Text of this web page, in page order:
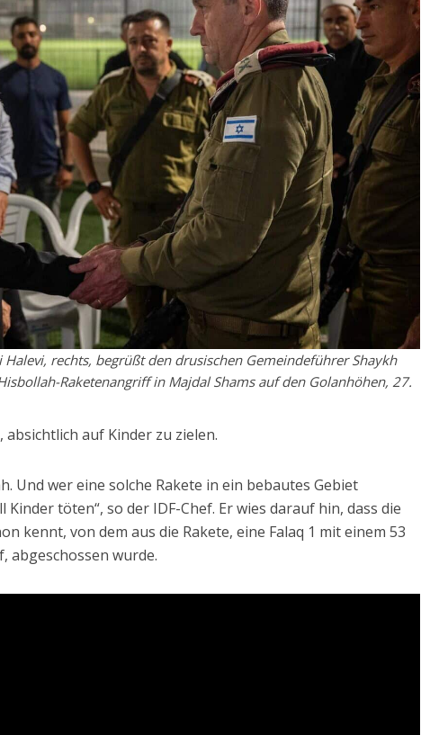
Halevi, rechts, begrüßt den drusischen Gemeindeführer Shaykh
Raketenangriff in Majdal Shams auf den Golanhöhen, 27.
auf Kinder zu zielen.
Und wer eine solche Rakete in ein bebautes Gebiet
töten“, so der IDF-Chef. Er wies darauf hin, dass die
kennt, von dem aus die Rakete, eine Falaq 1 mit einem 53
abgeschossen wurde.